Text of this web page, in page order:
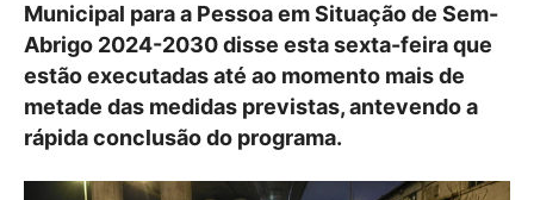
Municipal para a Pessoa em Situação de Sem-
Abrigo 2024-2030 disse esta sexta-feira que
estão executadas até ao momento mais de
metade das medidas previstas, antevendo a
rápida conclusão do programa.